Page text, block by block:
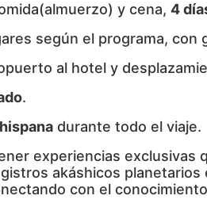
y cena, 4
según el programa, con
al hotel y
.
durante todo el viaje.
experiencias exclusivas
akáshicos
con el